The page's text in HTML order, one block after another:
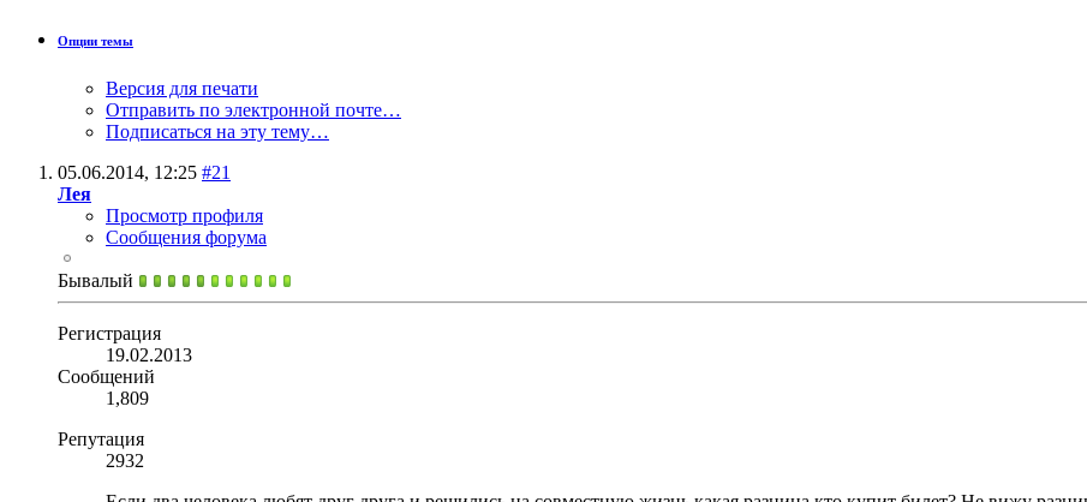
Опции темы
Версия для печати
Отправить по электронной почте…
Подписаться на эту тему…
05.06.2014, 12:25 #21
Лея
Просмотр профиля
Сообщения форума
Бывалый
Регистрация
19.02.2013
Сообщений
1,809
Репутация
2932